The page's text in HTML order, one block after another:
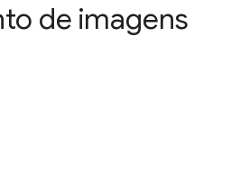
de imagens